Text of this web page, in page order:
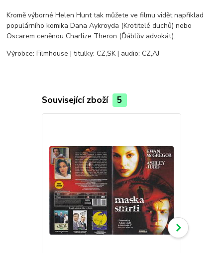
Kromě výborné Helen Hunt tak můžete ve filmu vidět například
populárního komika Dana Aykroyda (Krotitelé duchů) nebo
Oscarem ceněnou Charlize Theron (Ďáblův advokát).
Výrobce: Filmhouse | titulky: CZ,SK | audio: CZ,AJ
Související zboží 5